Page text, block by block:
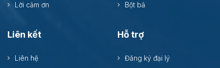
Lời cảm ơn
Bột bả
Liên kết
Liên hệ
Hỗ trợ
Đăng ký đại lý